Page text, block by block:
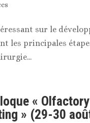
sur le
les principales
«
» (29-30